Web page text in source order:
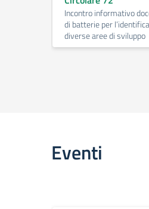
Incontro informativo
di batterie per
diverse aree di sviluppo
Eventi